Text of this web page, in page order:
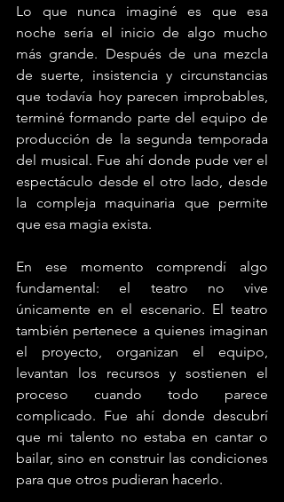
Lo que nunca imaginé es que esa
noche sería el inicio de algo mucho
más grande. Después de una mezcla
de suerte, insistencia y circunstancias
que todavía hoy parecen improbables,
terminé formando parte del equipo de
producción de la segunda temporada
del musical. Fue ahí donde pude ver el
espectáculo desde el otro lado, desde
la compleja maquinaria que permite
que esa magia exista.
En ese momento comprendí algo
fundamental: el teatro no vive
únicamente en el escenario. El teatro
también pertenece a quienes imaginan
el proyecto, organizan el equipo,
levantan los recursos y sostienen el
proceso cuando todo parece
complicado. Fue ahí donde descubrí
que mi talento no estaba en cantar o
bailar, sino en construir las condiciones
para que otros pudieran hacerlo.